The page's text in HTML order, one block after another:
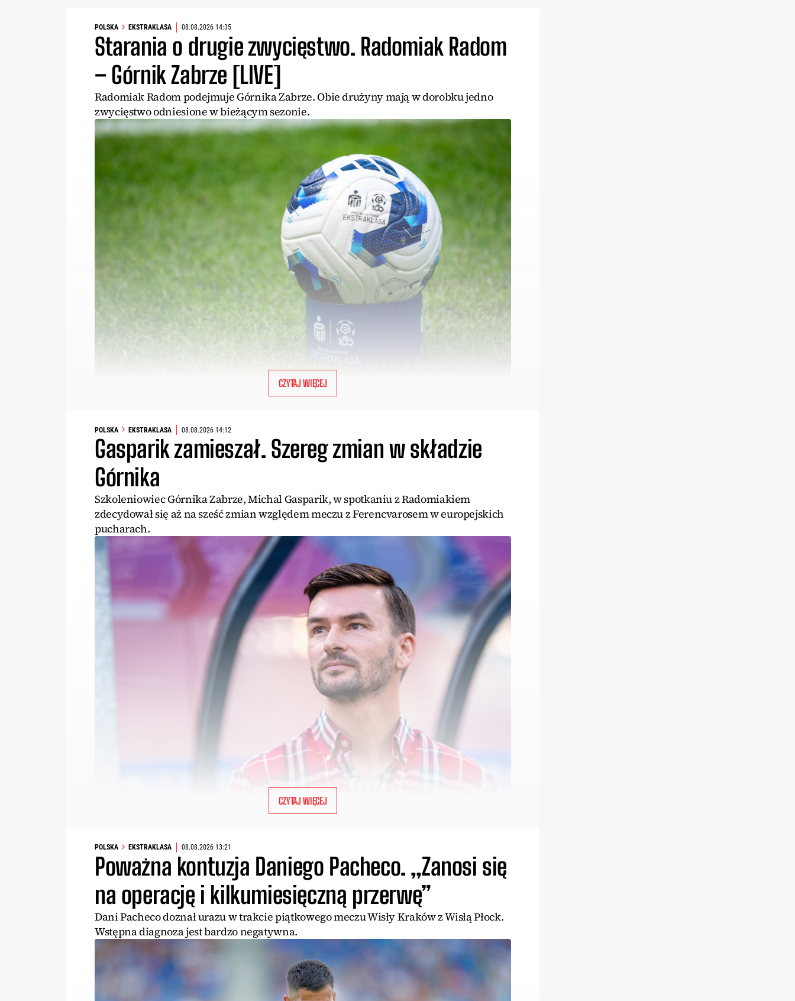
POLSKA EKSTRAKLASA 08.08.2026 14:35
Starania o drugie zwycięstwo. Radomiak Radom
– Górnik Zabrze [LIVE]
Radomiak Radom podejmuje Górnika Zabrze. Obie drużyny mają w dorobku jedno
zwycięstwo odniesione w bieżącym sezonie.
CZYTAJ WIĘCEJ
POLSKA EKSTRAKLASA 08.08.2026 14:12
Gasparik zamieszał. Szereg zmian w składzie
Górnika
Szkoleniowiec Górnika Zabrze, Michal Gasparik, w spotkaniu z Radomiakiem
zdecydował się aż na sześć zmian względem meczu z Ferencvarosem w europejskich
pucharach.
CZYTAJ WIĘCEJ
POLSKA EKSTRAKLASA 08.08.2026 13:21
Poważna kontuzja Daniego Pacheco. „Zanosi się
na operację i kilkumiesięczną przerwę”
Dani Pacheco doznał urazu w trakcie piątkowego meczu Wisły Kraków z Wisłą Płock.
Wstępna diagnoza jest bardzo negatywna.